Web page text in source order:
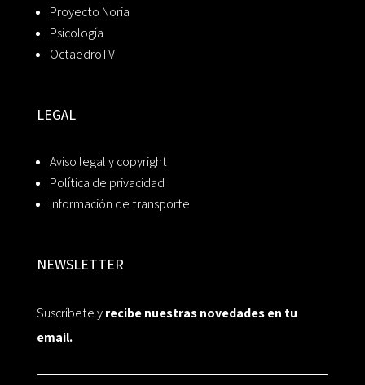
Proyecto Noria
Psicología
OctaedroTV
LEGAL
Aviso legal y copyright
Política de privacidad
Información de transporte
NEWSLETTER
Suscríbete yrecibe nuestras novedades en tu
email.